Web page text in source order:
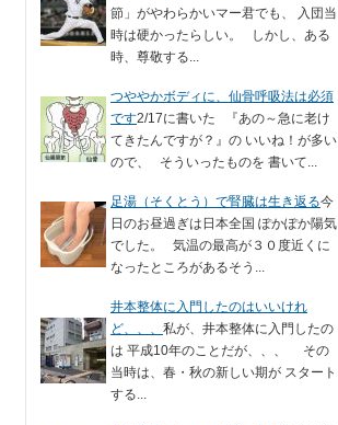
節」がやわらかいマー君でも、 入団当
時は硬かったらしい。 しかし、ある
時、尊敬する...
つややかボディに、仙骨呼吸法は必須
です2/17に書いた 『あの～急に老け
てきたんですが？』の いいね！が多い
ので、 そういったものを 書いて...
足湯（そくとう）で腎臓は生き返る今
日のお昼過ぎは日本全国 ぽかぽか陽気
でした。 気温の最高が３０度近くに
なったところがあるそう...
井本整体に入門したのはいいけれ
ど、、、 私が、井本整体に入門したの
は 平成10年のことだが、、、 その
当時は、春・秋の新しい期が スタート
する...